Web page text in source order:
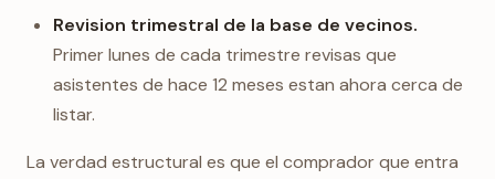
Revision trimestral de la base de vecinos.
Primer lunes de cada trimestre revisas que
asistentes de hace 12 meses estan ahora cerca de
listar.
La verdad estructural es que el comprador que entra